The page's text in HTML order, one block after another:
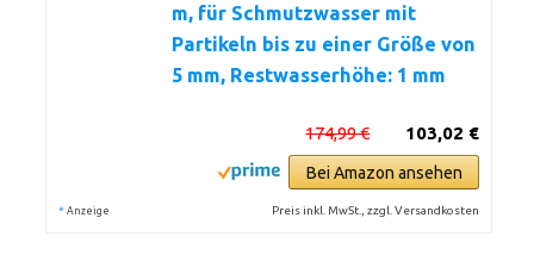
m, für Schmutzwasser mit
Partikeln bis zu einer Größe von
5 mm, Restwasserhöhe: 1 mm
103,02 €
174,99 €
Bei Amazon ansehen
* Anzeige Preis inkl. MwSt., zzgl. Versandkosten